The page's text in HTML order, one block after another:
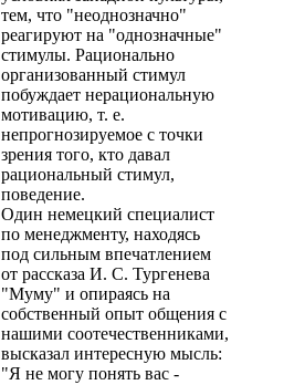
тем, что "неоднозначно"
реагируют на "однозначные"
стимулы. Рационально
организованный стимул
побуждает нерациональную
мотивацию, т. е.
непрогнозируемое с точки
зрения того, кто давал
рациональный стимул,
поведение.
Один немецкий специалист
по менеджменту, находясь
под сильным впечатлением
от рассказа И. С. Тургенева
"Муму" и опираясь на
собственный опыт общения с
нашими соотечественниками,
высказал интересную мысль:
"Я не могу понять вас -